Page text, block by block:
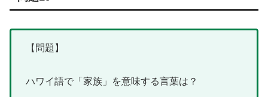
【問題】
ハワイ語で「家族」を意味する言葉は？